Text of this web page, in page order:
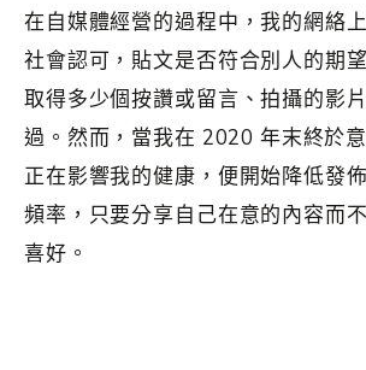
在自媒體經營的過程中，我的網絡
社會認可，貼文是否符合別人的期
取得多少個按讚或留言、拍攝的影
過。然而，當我在 2020 年末終於
正在影響我的健康，便開始降低發
頻率，只要分享自己在意的內容而
喜好。